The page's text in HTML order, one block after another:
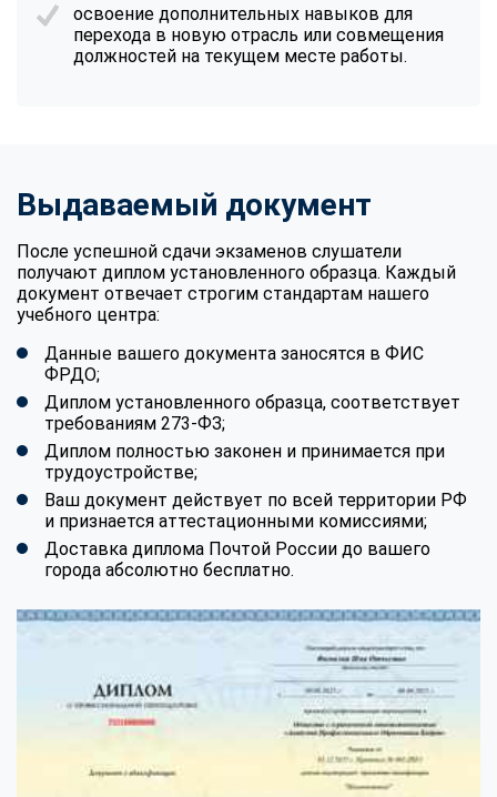
освоение дополнительных навыков для
перехода в новую отрасль или совмещения
должностей на текущем месте работы.
Выдаваемый документ
После успешной сдачи экзаменов слушатели
получают диплом установленного образца. Каждый
документ отвечает строгим стандартам нашего
учебного центра:
Данные вашего документа заносятся в ФИС
ФРДО;
Диплом установленного образца, соответствует
требованиям 273-ФЗ;
Диплом полностью законен и принимается при
трудоустройстве;
Ваш документ действует по всей территории РФ
и признается аттестационными комиссиями;
Доставка диплома Почтой России до вашего
города абсолютно бесплатно.